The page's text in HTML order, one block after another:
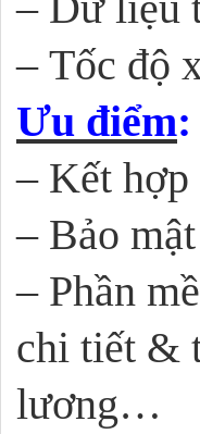
– Tốc độ
Ưu điểm:
– Kết hợp
– Bảo
– Phần
chi tiết &
lương…